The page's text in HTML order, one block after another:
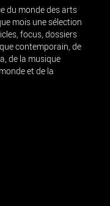
du monde des arts
mois une sélection
focus, dossiers
contemporain, de
de la musique
et de la